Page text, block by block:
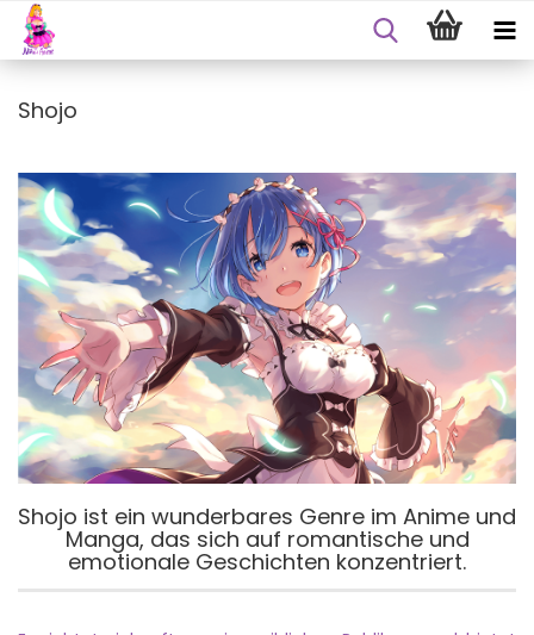
Shojo
Shojo ist ein wunderbares Genre im Anime und
Manga, das sich auf romantische und
emotionale Geschichten konzentriert.